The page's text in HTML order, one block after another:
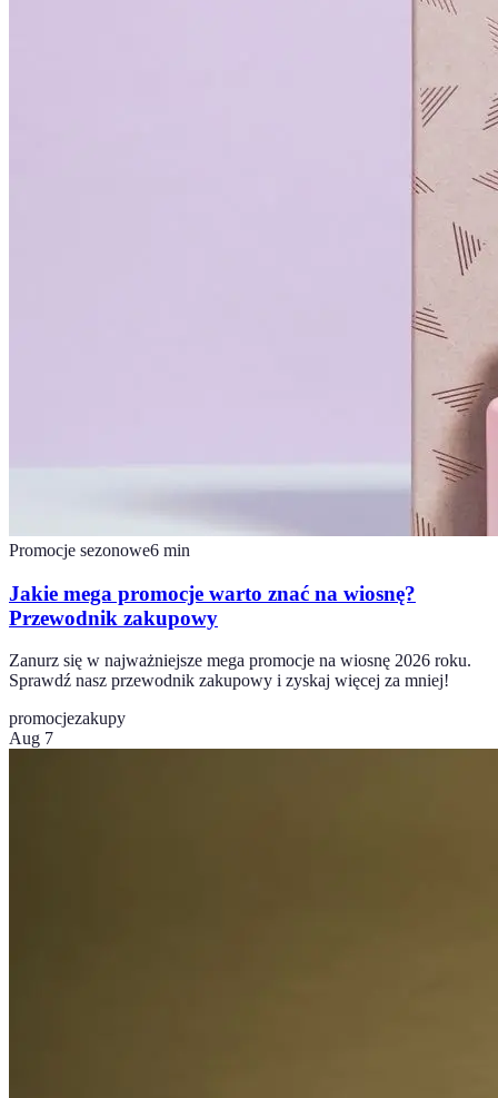
Promocje sezonowe6 min
Jakie mega promocje warto znać na wiosnę?
Przewodnik zakupowy
Zanurz się w najważniejsze mega promocje na wiosnę 2026 roku.
Sprawdź nasz przewodnik zakupowy i zyskaj więcej za mniej!
promocjezakupy
Aug 7